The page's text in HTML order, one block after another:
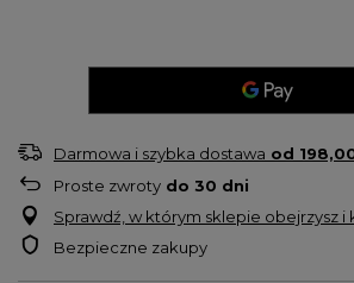
Darmowa i szybka dostawa od
Proste zwroty do 30 dni
Sprawdź, w którym sklepie obejrzysz i
Bezpieczne zakupy